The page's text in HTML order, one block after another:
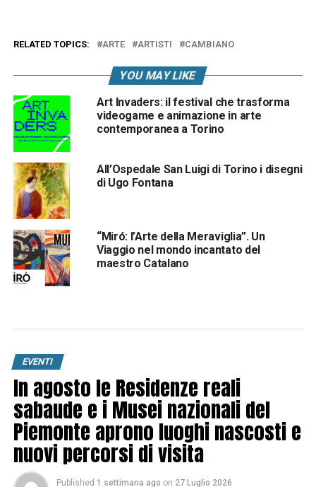
RELATED TOPICS: ARTE ARTISTI CAMBIANO
YOU MAY LIKE
Art Invaders: il festival che trasforma
videogame e animazione in arte
contemporanea a Torino
All’Ospedale San Luigi di Torino i disegni
di Ugo Fontana
“Miró: l’Arte della Meraviglia”. Un
Viaggio nel mondo incantato del
maestro Catalano
EVENTI
In agosto le Residenze reali
sabaude e i Musei nazionali del
Piemonte aprono luoghi nascosti e
nuovi percorsi di visita
Published 1 settimana ago on 27 Luglio 2026